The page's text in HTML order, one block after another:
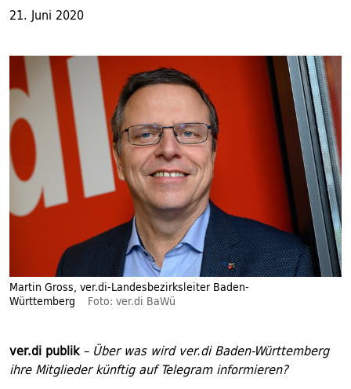
21. Juni 2020
Martin Gross, ver.di-Landesbezirksleiter Baden-
Württemberg Foto: ver.di BaWü
ver.di publik – Über was wird ver.di Baden-Württemberg
ihre Mitglieder künftig auf Telegram informieren?